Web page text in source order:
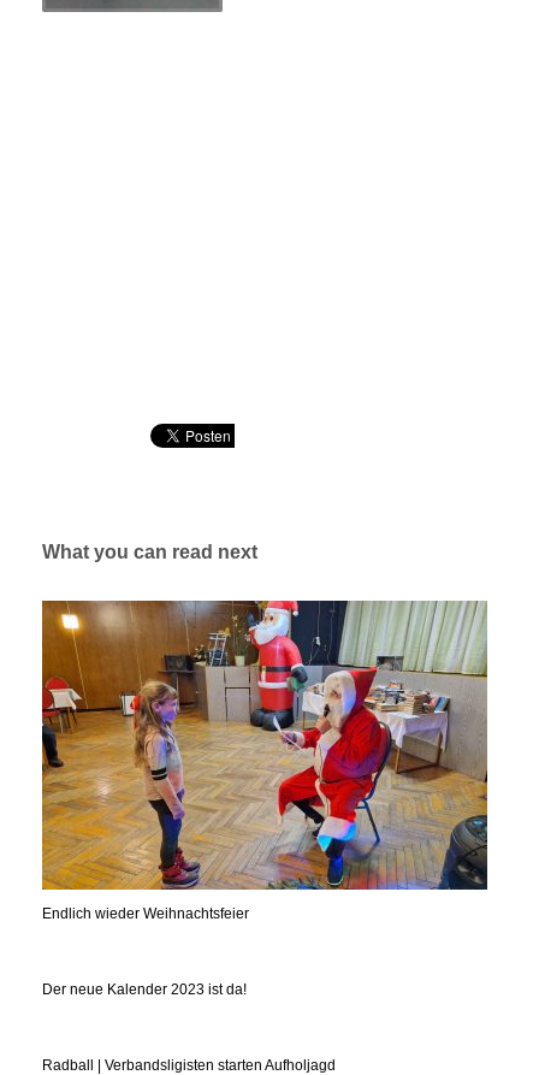
What you can read next
Endlich wieder Weihnachtsfeier
Der neue Kalender 2023 ist da!
Radball | Verbandsligisten starten Aufholjagd